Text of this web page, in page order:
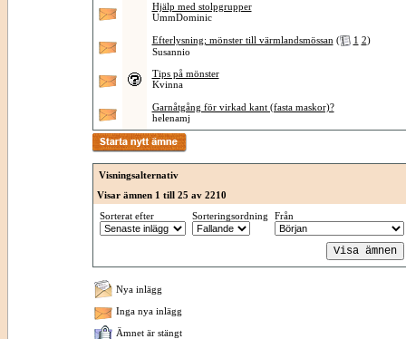
Hjälp med stolpgrupper
UmmDominic
Efterlysning; mönster till värmlandsmössan ( 1 2)
Susannio
Tips på mönster
Kvinna
Garnåtgång för virkad kant (fasta maskor)?
helenamj
Visningsalternativ
Visar ämnen 1 till 25 av 2210
Sorterat efter
Sorteringsordning Från
Nya inlägg
Inga nya inlägg
Ämnet är stängt